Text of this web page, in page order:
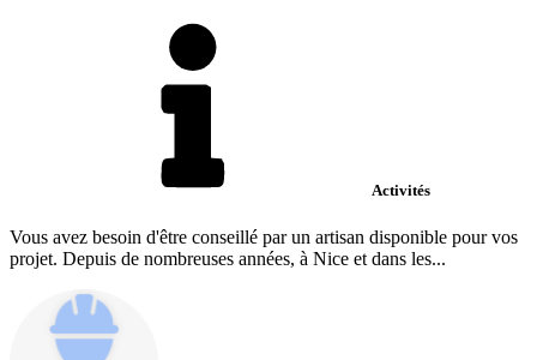
Activités
Vous avez besoin d'être conseillé par un artisan disponible pour vos
projet. Depuis de nombreuses années, à Nice et dans les...